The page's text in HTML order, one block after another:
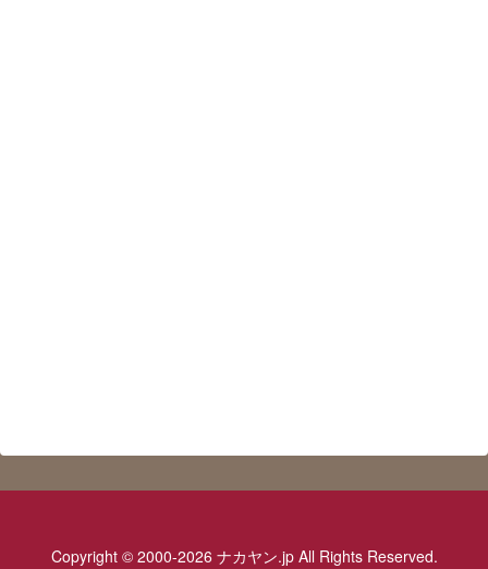
Copyright © 2000-2026 ナカヤン.jp All Rights Reserved.